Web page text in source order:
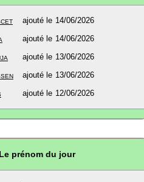
ajouté le 14/06/2026
ajouté le 14/06/2026
ajouté le 13/06/2026
ajouté le 13/06/2026
ajouté le 12/06/2026
Le prénom du jour